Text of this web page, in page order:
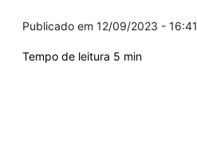
12/09/2023 - 16:41